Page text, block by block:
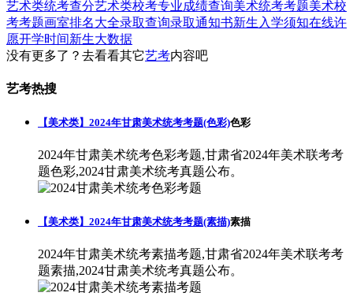
艺术类统考查分艺术类校考专业成绩查询美术统考考题美术校
考考题画室排名大全录取查询录取通知书新生入学须知在线许
愿开学时间新生大数据
没有更多了？去看看其它艺考内容吧
艺考热搜
【美术类】2024年甘肃美术统考考题(色彩)色彩
2024年甘肃美术统考色彩考题,甘肃省2024年美术联考考
题色彩,2024甘肃美术统考真题公布。
【美术类】2024年甘肃美术统考考题(素描)素描
2024年甘肃美术统考素描考题,甘肃省2024年美术联考考
题素描,2024甘肃美术统考真题公布。